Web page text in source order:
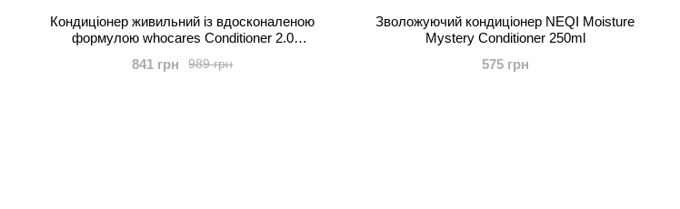
Кондиціонер живильний із вдосконаленою
формулою whocares Conditioner 2.0
989 грн
841 грн
Зволожуючий кондиціонер NEQI Moisture
Mystery Conditioner 250ml
575 грн